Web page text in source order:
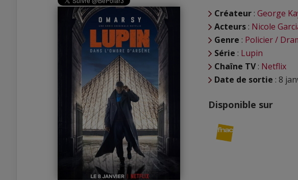
Créateur : George
Acteurs : Nicole
Genre : Policier /
Série : Lupin
Chaîne TV: Netflix
Date de sortie : 8
Disponible sur